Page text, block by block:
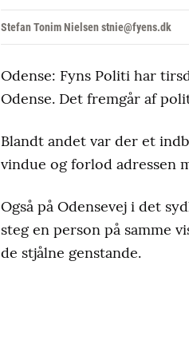
Stefan Tonim Nielsen stnie@fyens.dk
Odense: Fyns Politi har
Odense. Det fremgår af
Blandt andet var der et
vindue og forlod adressen
Også på Odensevej i det
steg en person på samme
de stjålne genstande.